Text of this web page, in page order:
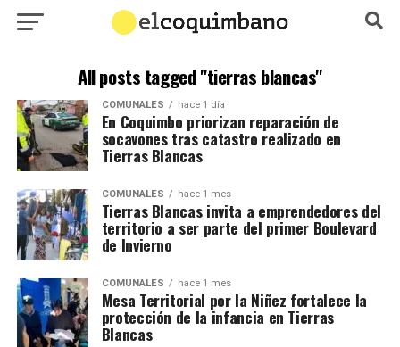
All posts tagged "tierras blancas"
COMUNALES hace 1 día
En Coquimbo priorizan reparación de
socavones tras catastro realizado en
Tierras Blancas
COMUNALES hace 1 mes
Tierras Blancas invita a emprendedores del
territorio a ser parte del primer Boulevard
de Invierno
COMUNALES hace 1 mes
Mesa Territorial por la Niñez fortalece la
protección de la infancia en Tierras
Blancas